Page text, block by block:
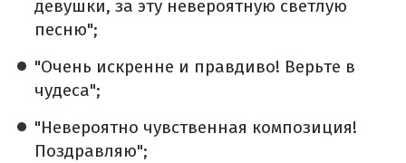
девушки, за эту невероятную светлую
песню";
"Очень искренне и правдиво! Верьте в
чудеса";
"Невероятно чувственная композиция!
Поздравляю";